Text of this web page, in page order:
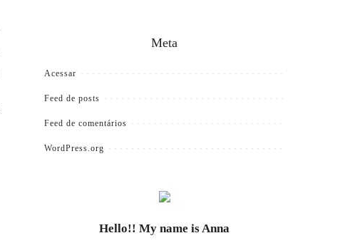
Meta
Acessar
Feed de posts
Feed de comentários
WordPress.org
Hello!! My name is Anna